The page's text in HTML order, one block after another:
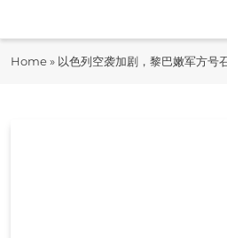
Home» 以色列空袭加剧，黎巴嫩军方号